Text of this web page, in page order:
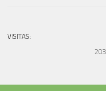
VISITAS: